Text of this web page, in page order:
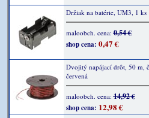
Držiak na batérie, UM3, 1 ks
maloobch. cena:0,54 €
shop cena: 0,47 €
Dvojitý napájací drôt, 50 m,
červená
maloobch. cena:14,92 €
shop cena: 12,98 €